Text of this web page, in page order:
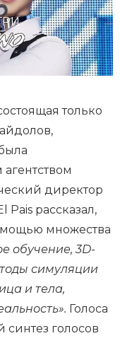
только
директор
рассказал,
множества
обучение, 3D-
симуляции
и тела,
Голоса
синтез голосов